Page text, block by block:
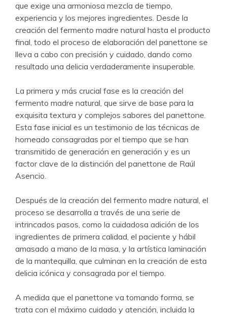
que exige una armoniosa mezcla de tiempo,
experiencia y los mejores ingredientes. Desde la
creación del fermento madre natural hasta el producto
final, todo el proceso de elaboración del panettone se
lleva a cabo con precisión y cuidado, dando como
resultado una delicia verdaderamente insuperable.
La primera y más crucial fase es la creación del
fermento madre natural, que sirve de base para la
exquisita textura y complejos sabores del panettone.
Esta fase inicial es un testimonio de las técnicas de
horneado consagradas por el tiempo que se han
transmitido de generación en generación y es un
factor clave de la distinción del panettone de Raúl
Asencio.
Después de la creación del fermento madre natural, el
proceso se desarrolla a través de una serie de
intrincados pasos, como la cuidadosa adición de los
ingredientes de primera calidad, el paciente y hábil
amasado a mano de la masa, y la artística laminación
de la mantequilla, que culminan en la creación de esta
delicia icónica y consagrada por el tiempo.
A medida que el panettone va tomando forma, se
trata con el máximo cuidado y atención, incluida la